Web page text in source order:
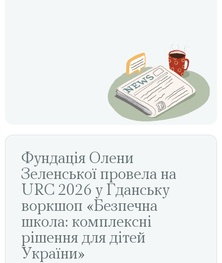
Фундація Олени
Зеленської провела на
URC 2026 у Гданську
воркшоп «Безпечна
школа: комплексні
рішення для дітей
України»